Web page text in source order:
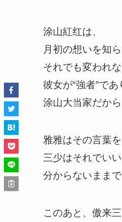
涂山紅红は、
月初の想いを知
それでも変われな
彼女が“強者”であ
涂山大当家だから
雅雅はその言葉
三少はそれでいい
分からないまま
このあと、傲来